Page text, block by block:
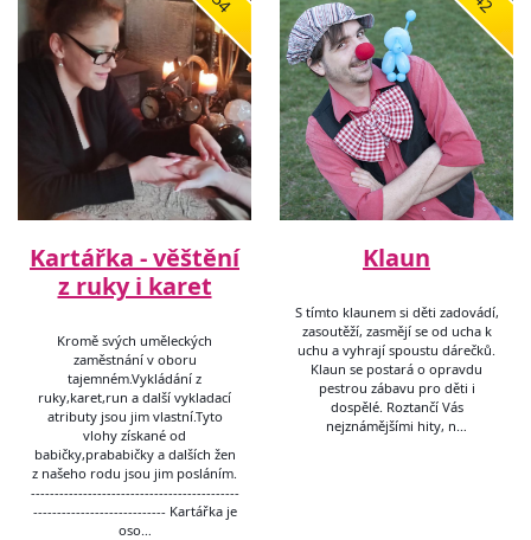
Kartářka - věštění
z ruky i karet
Kromě svých uměleckých
zaměstnání v oboru
tajemném.Vykládání z
ruky,karet,run a další vykladací
atributy jsou jim vlastní.Tyto
vlohy získané od
babičky,prababičky a dalších žen
z našeho rodu jsou jim posláním.
--------------------------------------------
---------------------------- Kartářka je
oso…
Klaun
S tímto klaunem si děti zadovádí,
zasoutěží, zasmějí se od ucha k
uchu a vyhrají spoustu dárečků.
Klaun se postará o opravdu
pestrou zábavu pro děti i
dospělé. Roztančí Vás
nejznámějšími hity, n…